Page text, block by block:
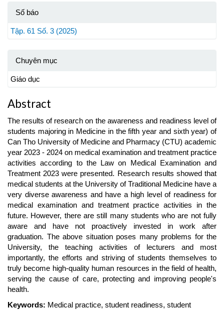
Số báo
Tập. 61 Số. 3 (2025)
Chuyên mục
Giáo dục
Abstract
The results of research on the awareness and readiness level of
students majoring in Medicine in the fifth year and sixth year) of
Can Tho University of Medicine and Pharmacy (CTU) academic
year 2023 - 2024 on medical examination and treatment practice
activities according to the Law on Medical Examination and
Treatment 2023 were presented. Research results showed that
medical students at the University of Traditional Medicine have a
very diverse awareness and have a high level of readiness for
medical examination and treatment practice activities in the
future. However, there are still many students who are not fully
aware and have not proactively invested in work after
graduation. The above situation poses many problems for the
University, the teaching activities of lecturers and most
importantly, the efforts and striving of students themselves to
truly become high-quality human resources in the field of health,
serving the cause of care, protecting and improving people's
health.
Keywords: Medical practice, student readiness, student